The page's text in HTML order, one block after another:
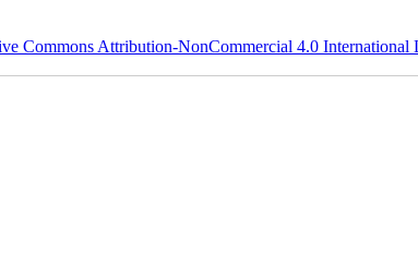
Commons Attribution-NonCommercial 4.0 International